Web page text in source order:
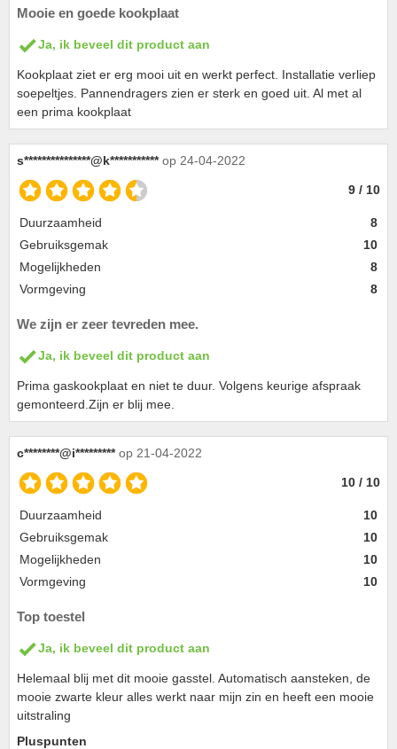
Mooie en goede kookplaat
Ja, ik beveel dit product aan
Kookplaat ziet er erg mooi uit en werkt perfect. Installatie verliep
soepeltjes. Pannendragers zien er sterk en goed uit. Al met al
een prima kookplaat
s***************@k*********** op 24-04-2022
9 / 10
Duurzaamheid
8
Gebruiksgemak
10
Mogelijkheden
8
Vormgeving
8
We zijn er zeer tevreden mee.
Ja, ik beveel dit product aan
Prima gaskookplaat en niet te duur. Volgens keurige afspraak
gemonteerd.Zijn er blij mee.
c********@i********* op 21-04-2022
10 / 10
Duurzaamheid
10
Gebruiksgemak
10
Mogelijkheden
10
Vormgeving
10
Top toestel
Ja, ik beveel dit product aan
Helemaal blij met dit mooie gasstel. Automatisch aansteken, de
mooie zwarte kleur alles werkt naar mijn zin en heeft een mooie
uitstraling
Pluspunten